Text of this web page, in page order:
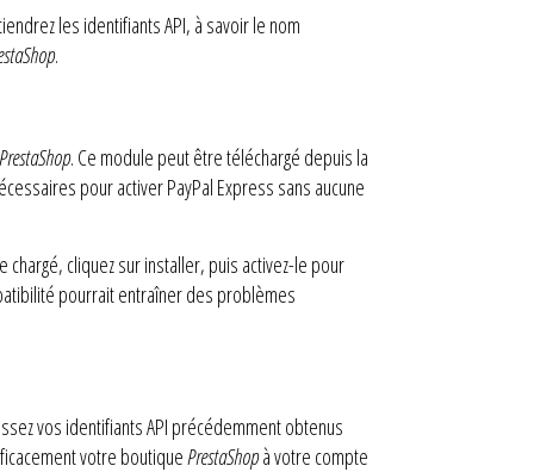
les identifiants API, à savoir le nom
.
PrestaShop. Ce module peut être téléchargé depuis la
pour activer PayPal Express sans aucune
cliquez sur installer, puis activez-le pour
pourrait entraîner des problèmes
vos identifiants API précédemment obtenus
votre boutiquePrestaShopà votre compte